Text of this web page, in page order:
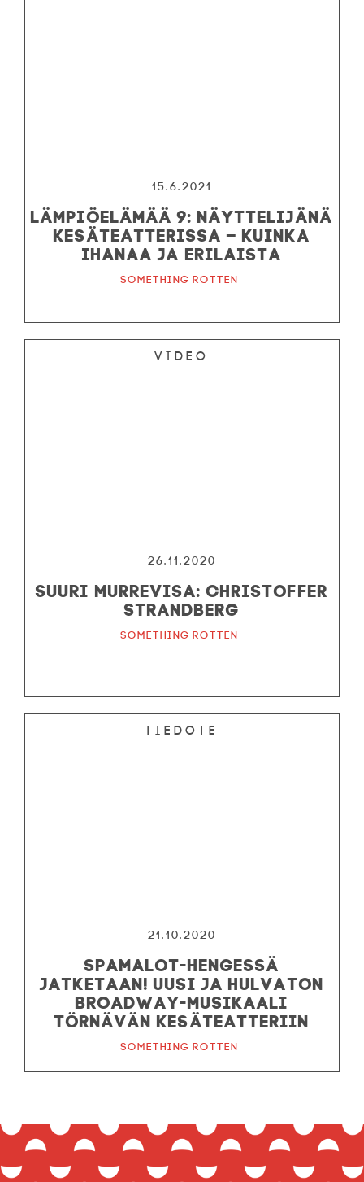
15.6.2021
Lämpiöelämää 9: Näyttelijänä
kesäteatterissa – kuinka
ihanaa ja erilaista
Something Rotten
Video
26.11.2020
Suuri murrevisa: Christoffer
Strandberg
Something Rotten
Tiedote
21.10.2020
Spamalot-hengessä
jatketaan! Uusi ja hulvaton
broadway-musikaali
Törnävän kesäteatteriin
Something Rotten